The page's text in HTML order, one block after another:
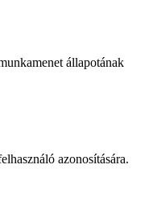
állapotának
azonosítására.